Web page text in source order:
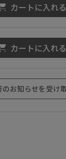
カートに入れる
カートに入れる
のお知らせを受け